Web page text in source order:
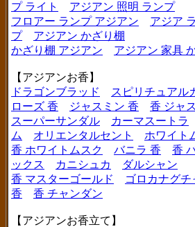
プ ライト
アジアン 照明 ランプ
フロアー ランプ アジアン
アジア
プ
アジアン かざり棚
かざり棚 アジアン
アジアン 家具
【アジアンお香】
ドラゴンブラッド
スピリチュアル
ローズ 香
ジャスミン 香
香 ジャ
スーパーサンダル
カーマスートラ
ム
オリエンタルセント
ホワイト
香 ホワイトムスク
バニラ 香 香
ックス
カニシュカ
ダルシャン
香 マスターゴールド
ゴロカナグチ
香
香 チャンダン
【アジアンお香立て】